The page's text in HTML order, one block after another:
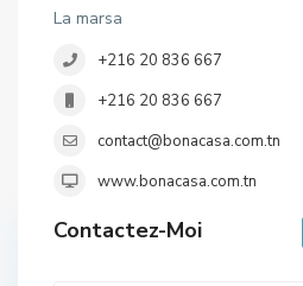
La marsa
+216 20 836 667
+216 20 836 667
contact@bonacasa.com.tn
www.bonacasa.com.tn
Contactez-Moi